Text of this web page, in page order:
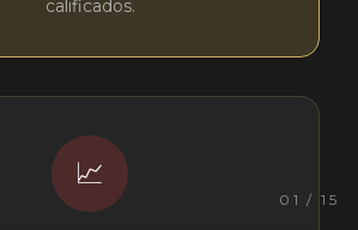
01 /15
calificados.
📈